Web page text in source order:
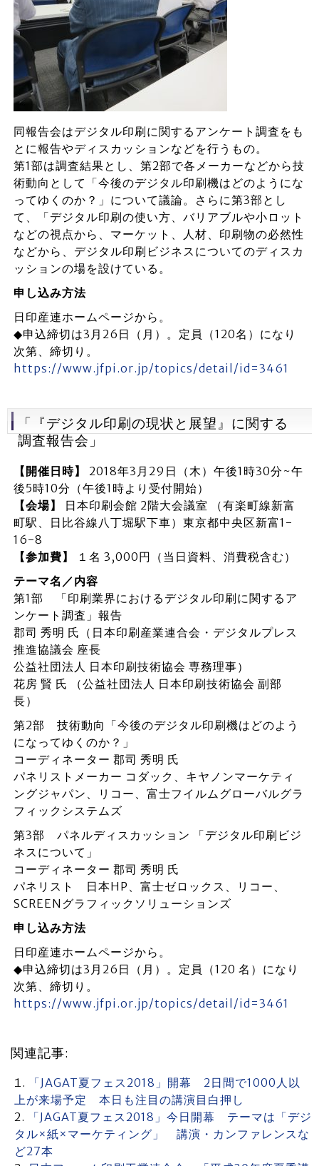
同報告会はデジタル印刷に関するアンケート調査をも
とに報告やディスカッションなどを行うもの。
第1部は調査結果とし、第2部で各メーカーなどから技
術動向として「今後のデジタル印刷機はどのようにな
ってゆくのか？」について議論。さらに第3部とし
て、「デジタル印刷の使い方、バリアブルや小ロット
などの視点から、マーケット、人材、印刷物の必然性
などから、デジタル印刷ビジネスについてのディスカ
ッションの場を設けている。
申し込み方法
日印産連ホームページから。
◆申込締切は3月26日（月）。定員（120名）になり
次第、締切り。
https://www.jfpi.or.jp/topics/detail/id=3461
「『デジタル印刷の現状と展望』に関する
調査報告会」
【開催日時】
2018年3月29日（木）午後1時30分~午
後5時10分（午後1時より受付開始）
【会場】
日本印刷会館 2階大会議室 （有楽町線新富
町駅、日比谷線八丁堀駅下車）東京都中央区新富1-
16-8
【参加費】
１名 3,000円（当日資料、消費税含む）
テーマ名／内容
第1部 「印刷業界におけるデジタル印刷に関するア
ンケート調査」報告
郡司 秀明 氏（日本印刷産業連合会・デジタルプレス
推進協議会 座長
公益社団法人 日本印刷技術協会 専務理事）
花房 賢 氏 （公益社団法人 日本印刷技術協会 副部
長）
第2部 技術動向「今後のデジタル印刷機はどのよう
になってゆくのか？」
コーディネーター 郡司 秀明 氏
パネリストメーカー コダック、キヤノンマーケティ
ングジャパン、リコー、富士フイルムグローバルグラ
フィックシステムズ
第3部 パネルディスカッション 「デジタル印刷ビジ
ネスについて」
コーディネーター 郡司 秀明 氏
パネリスト 日本HP、富士ゼロックス、リコー、
SCREENグラフィックソリューションズ
申し込み方法
日印産連ホームページから。
◆申込締切は3月26日（月）。定員（120 名）になり
次第、締切り。
https://www.jfpi.or.jp/topics/detail/id=3461
関連記事:
「JAGAT夏フェス2018」開幕 2日間で1000人以
上が来場予定 本日も注目の講演目白押し
「JAGAT夏フェス2018」今日開幕 テーマは「デジ
タル×紙×マーケティング」 講演・カンファレンスな
ど27本